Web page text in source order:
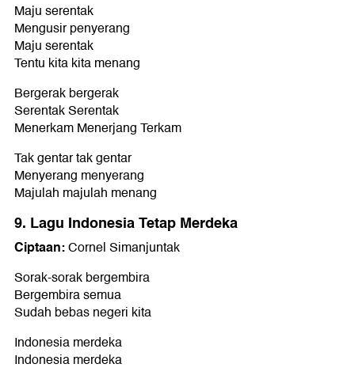
Maju serentak
Mengusir penyerang
Maju serentak
Tentu kita kita menang
Bergerak bergerak
Serentak Serentak
Menerkam Menerjang Terkam
Tak gentar tak gentar
Menyerang menyerang
Majulah majulah menang
9. Lagu Indonesia Tetap Merdeka
Ciptaan:Cornel Simanjuntak
Sorak-sorak bergembira
Bergembira semua
Sudah bebas negeri kita
Indonesia merdeka
Indonesia merdeka